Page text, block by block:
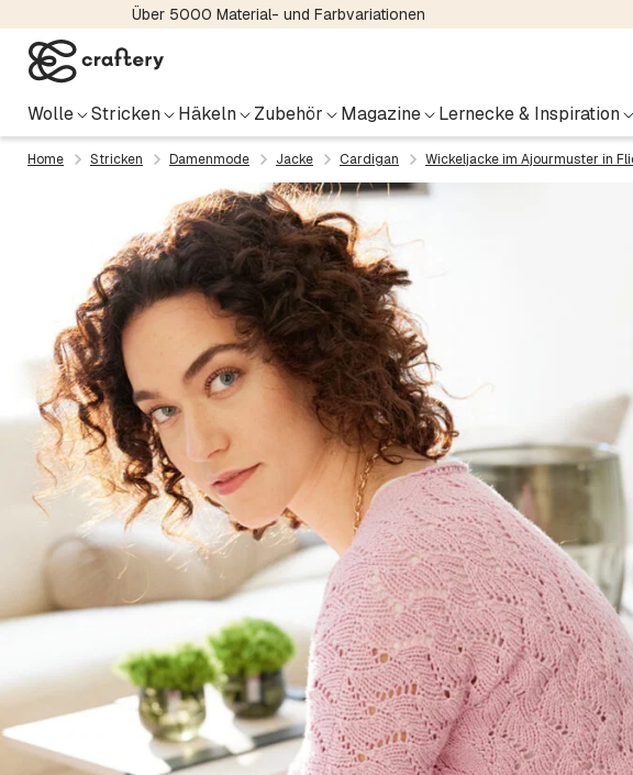
Über 5000 Material- und Farbvariationen
Wolle Stricken Häkeln Zubehör Magazine Lernecke & Inspiration
Home Stricken Damenmode Jacke Cardigan Wickeljacke im Ajourmuster in